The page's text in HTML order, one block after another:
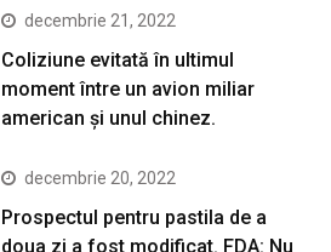
decembrie 21, 2022
Coliziune evitată în ultimul
moment între un avion miliar
american şi unul chinez.
decembrie 20, 2022
Prospectul pentru pastila de a
doua zi a fost modificat. FDA: Nu